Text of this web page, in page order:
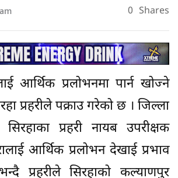
0 Shares
आर्थिक प्रलोभनमा पार्न खोज्ने
प्रहरीले पक्राउ गरेको छ । जिल्ला
सिरहाका प्रहरी नायब उपरीक्षक
आर्थिक प्रलोभन देखाई प्रभाव
प्रहरीले सिरहाको कल्याणपुर